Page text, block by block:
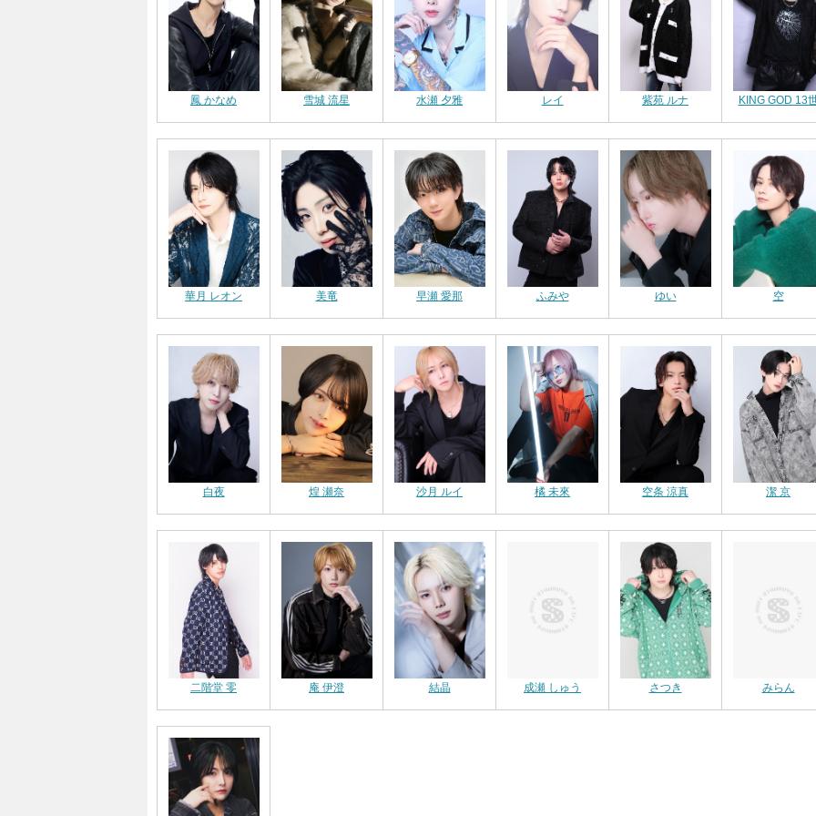
鳳 かなめ 雪城 流星 水瀬 夕雅 レイ 紫苑 ルナ KING GOD 13
華月 レオン 美竜 早瀬 愛那 ふみや ゆい 空
白夜 煌 瀬奈 沙月 ルイ 橘 未來 空条 涼真 潔 京
二階堂 零 庵 伊澄 結晶 成瀬 しゅう さつき みらん